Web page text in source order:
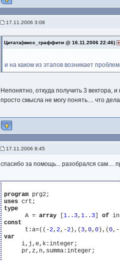
17.11.2006 3:08
Цитата(мисс_граффити @ 16.11.2006 22:46)
и на каком из этапов возникает
Непонятно, откуда получить 3 вектора,
просто смысла не могу понять.... что
17.11.2006 8:45
спасибо за помощь... разобрался сам....
program
uses
type
      A =
array [ 1. .3, 1. .3] of
const
      t:a=((-
2, 2,-2),( 3, 0, 0),(0,-
var
     i,j,e,k:integer;
     pr,z,n,summa:integer;